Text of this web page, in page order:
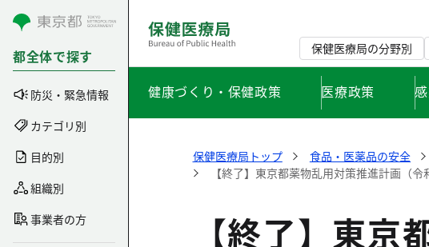
コンテンツにスキップ
都全体で探す
防災・緊急情報
カテゴリ別
目的別
組織別
事業者の方
保健医療局の分野別
健康づくり・保健政策 医療政策
保健医療局トップ 食品・医薬品の安全
【終了】東京都薬物乱用対策推進計画（
【終了】東